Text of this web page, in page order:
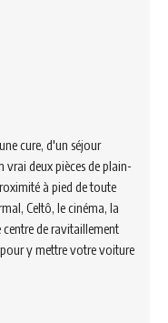
cure, d'un séjour
vrai deux pièces de plain-
à pied de toute
Celtô, le cinéma, la
centre de ravitaillement
y mettre votre voiture